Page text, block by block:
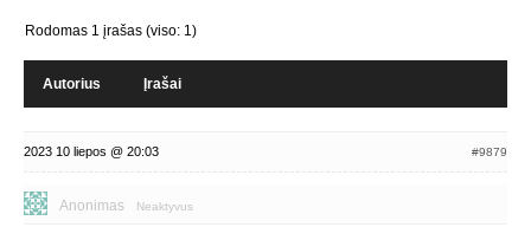
Rodomas 1 įrašas (viso: 1)
Autorius Įrašai
2023 10 liepos @ 20:03 #9879
Anonimas Neaktyvus